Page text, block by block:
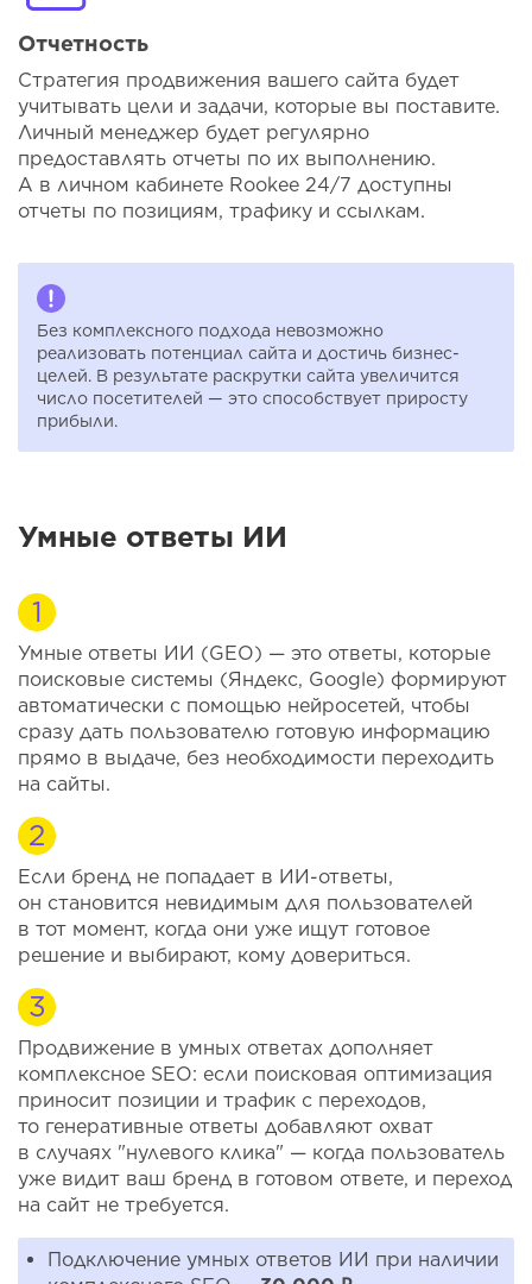
Отчетность
Стратегия продвижения вашего сайта будет
учитывать цели и задачи, которые вы поставите.
Личный менеджер будет регулярно
предоставлять отчеты по их выполнению.
А в личном кабинете Rookee 24/7 доступны
отчеты по позициям, трафику и ссылкам.
Без комплексного подхода невозможно
реализовать потенциал сайта и достичь бизнес-
целей. В результате раскрутки сайта увеличится
число посетителей — это способствует приросту
прибыли.
Умные ответы ИИ
Умные ответы ИИ (GEO) — это ответы, которые
поисковые системы (Яндекс, Google) формируют
автоматически с помощью нейросетей, чтобы
сразу дать пользователю готовую информацию
прямо в выдаче, без необходимости переходить
на сайты.
Если бренд не попадает в ИИ-ответы,
он становится невидимым для пользователей
в тот момент, когда они уже ищут готовое
решение и выбирают, кому довериться.
Продвижение в умных ответах дополняет
комплексное SEO: если поисковая оптимизация
приносит позиции и трафик с переходов,
то генеративные ответы добавляют охват
в случаях "нулевого клика" — когда пользователь
уже видит ваш бренд в готовом ответе, и переход
на сайт не требуется.
Подключение умных ответов ИИ при наличии